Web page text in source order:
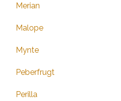
Merian
Malope
Mynte
Peberfrugt
Perilla